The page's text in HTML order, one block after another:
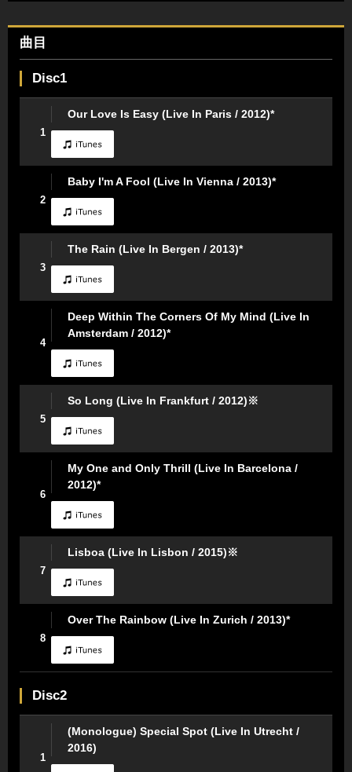
曲目
Disc1
1
Our Love Is Easy (Live In Paris / 2012)*
2
Baby I'm A Fool (Live In Vienna / 2013)*
3
The Rain (Live In Bergen / 2013)*
4
Deep Within The Corners Of My Mind (Live In
Amsterdam / 2012)*
5
So Long (Live In Frankfurt / 2012)※
6
My One and Only Thrill (Live In Barcelona /
2012)*
7
Lisboa (Live In Lisbon / 2015)※
8
Over The Rainbow (Live In Zurich / 2013)*
Disc2
1
(Monologue) Special Spot (Live In Utrecht /
2016)